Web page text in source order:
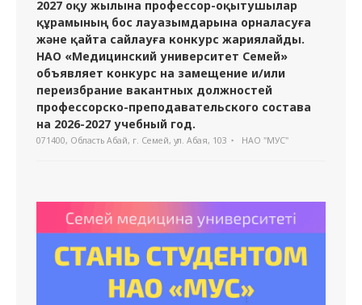
2027 оқу жылына профессор-оқытушылар
құрамының бос лауазымдарына орналасуға
және қайта сайлауға конкурс жариялайды.
НАО «Медицинский университет Семей»
объявляет конкурс на замещение и/или
переизбрание вакантных должностей
профессорско-преподавательского состава
на 2026-2027 учебный год.
071400, Область Абай, г. Семей, ул. Абая, 103 НАО "МУС"